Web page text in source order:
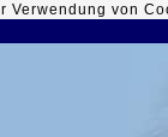
Verwendung von